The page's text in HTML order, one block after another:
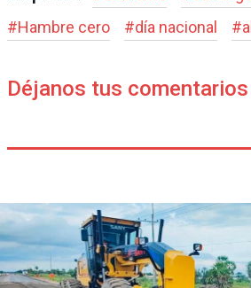
#Hambre cero #día nacional #
Déjanos tus